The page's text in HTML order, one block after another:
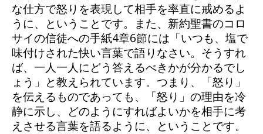
な仕方で怒りを表現して相手を率直に戒めるよ
うに、ということです。また、新約聖書のコロ
サイの信徒への手紙4章6節には「いつも、塩で
味付けされた快い言葉で語りなさい。そうすれ
ば、一人一人にどう答えるべきかが分かるでし
ょう」と教えられています。つまり、「怒り」
を伝えるものであっても、「怒り」の理由を冷
静に示し、どのようにすればよいかを相手に考
えさせる言葉を語るように、ということです。